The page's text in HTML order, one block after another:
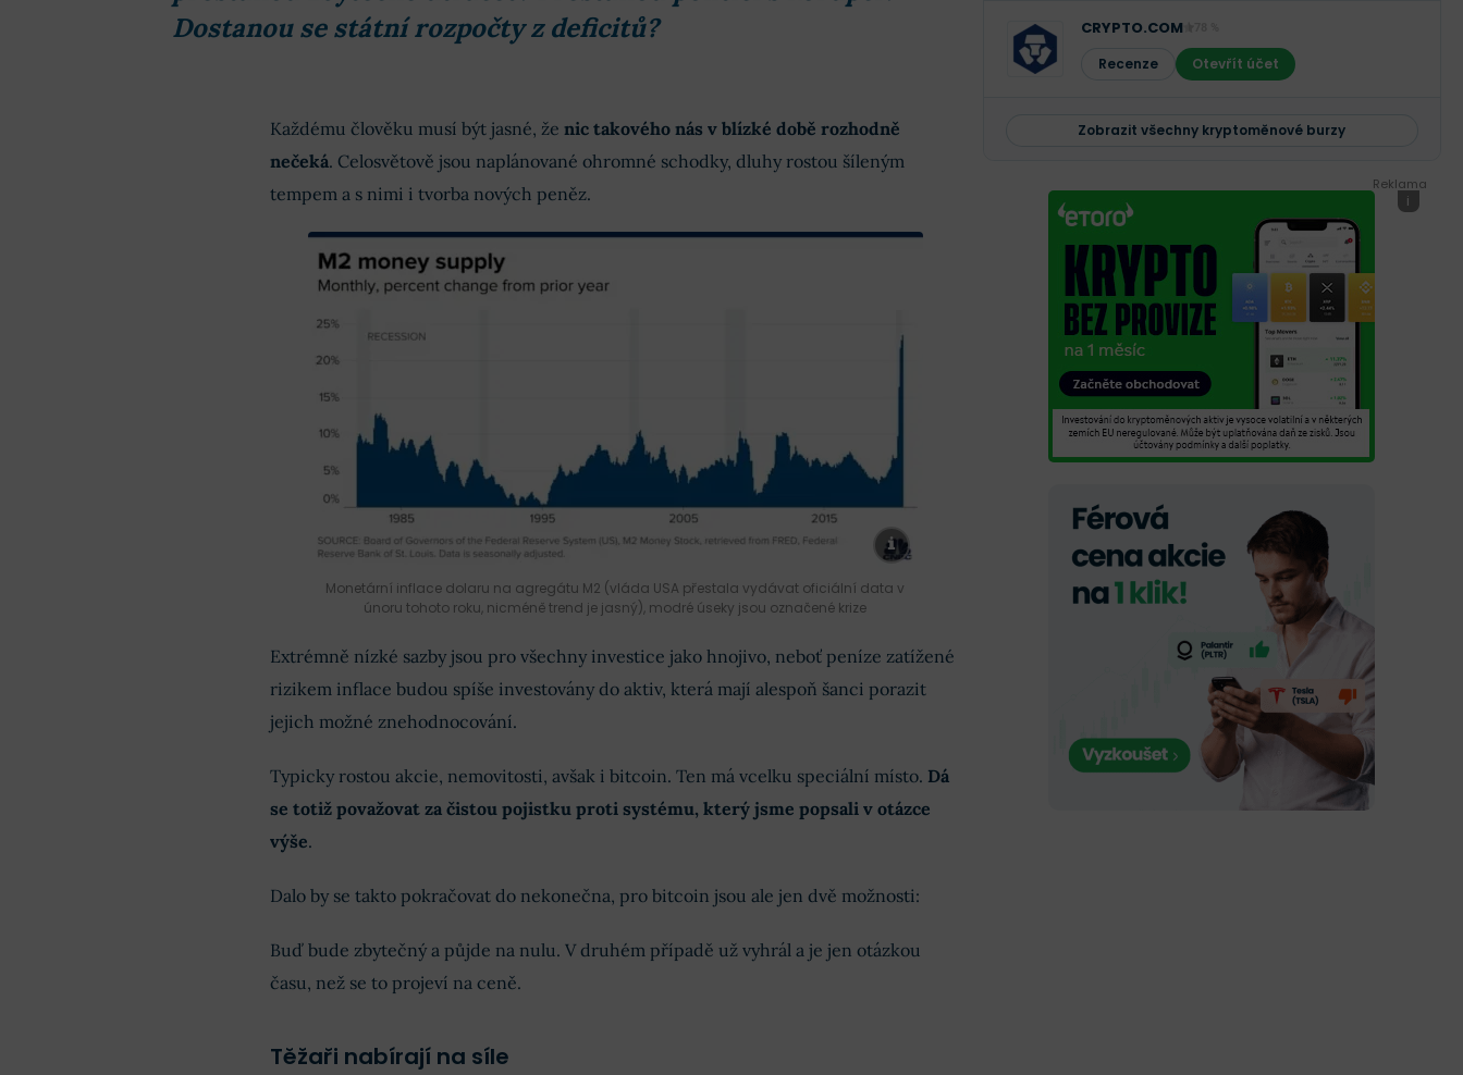
Dostanou se státní rozpočty z deficitů?
Každému člověku musí být jasné, že nic takového nás v blízké době rozhodně
nečeká. Celosvětově jsou naplánované ohromné schodky, dluhy rostou šíleným
tempem a s nimi i tvorba nových peněz.
Monetární inflace dolaru na agregátu M2 (vláda USA přestala vydávat oficiální data v
únoru tohoto roku, nicméně trend je jasný), modré úseky jsou označené krize
Extrémně nízké sazby jsou pro všechny investice jako hnojivo, neboť peníze zatížené
rizikem inflace budou spíše investovány do aktiv, která mají alespoň šanci porazit
jejich možné znehodnocování.
Typicky rostou akcie, nemovitosti, avšak i bitcoin. Ten má vcelku speciální místo. Dá
se totiž považovat za čistou pojistku proti systému, který jsme popsali v otázce
výše.
Dalo by se takto pokračovat do nekonečna, pro bitcoin jsou ale jen dvě možnosti:
Buď bude zbytečný a půjde na nulu. V druhém případě už vyhrál a je jen otázkou
času, než se to projeví na ceně.
Těžaři nabírají na síle
CRYPTO.COM
Recenze Otevřít účet
Zobrazit všechny kryptoměnové burzy
Reklama
i